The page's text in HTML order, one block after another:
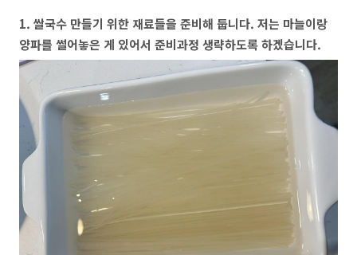
1. 쌀국수 만들기 위한 재료들을 준비해 둡니다. 저는 마늘이랑
양파를 썰어놓은 게 있어서 준비과정 생략하도록 하겠습니다.